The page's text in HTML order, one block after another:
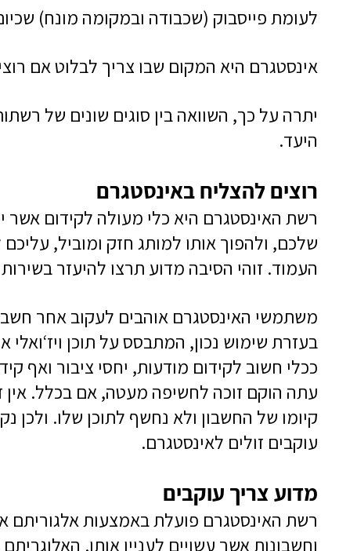
לעומת פייסבוק (שכבודה ובמקומה מונח)
אינסטגרם היא המקום שבו צריך לבלוט אם
יתרה על כך, השוואה בין סוגים שונים של
היעד.
רוצים להצליח באינסטגרם
רשת האינסטגרם היא כלי מעולה לקידום
שלכם, ולהפוך אותו למותג חזק ומוביל,
העמוד. זוהי הסיבה מדוע תרצו להיעזר
משתמשי האינסטגרם אוהבים לעקוב אחר
בעזרת שימוש נכון, המתבסס על תוכן
ככלי חשוב לקידום מודעות, יחסי ציבור ואף
עתה הוקם זוכה לחשיפה מעטה, אם בכלל. אין
קיומו של החשבון ולא נחשף לתוכן שלו.
עוקבים זולים לאינסטגרם.
מדוע צריך עוקבים
רשת האינסטגרם פועלת באמצעות אלגוריתם
וחשבונות אשר עשויים לעניין אותו.